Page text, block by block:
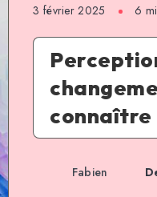
3 février 2025 6
connaître
Fabien